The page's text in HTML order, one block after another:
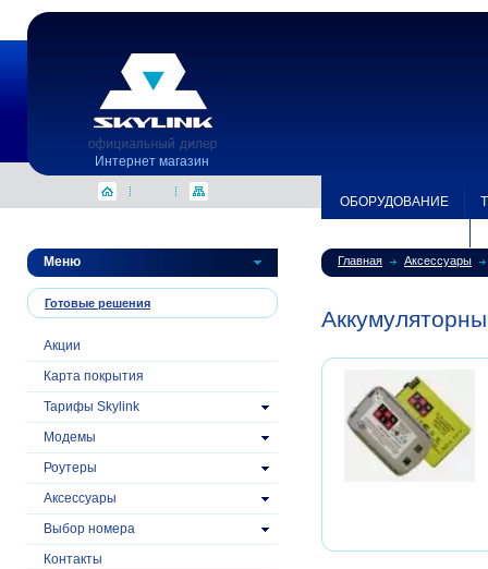
Интернет магазин
ОБОРУДОВАНИЕ
Меню
Готовые решения
Акции
Карта покрытия
Тарифы Skylink
Модемы
Роутеры
Аксессуары
Выбор номера
Контакты
Главная Аксессуары